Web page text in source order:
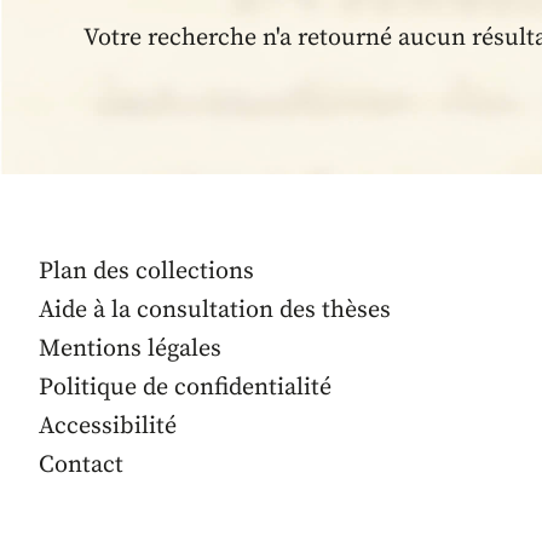
Votre recherche n'a retourné aucun
Plan des collections
Aide à la consultation des thèses
Mentions légales
Politique de confidentialité
Accessibilité
Contact